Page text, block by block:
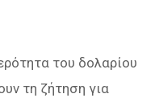
του δολαρίου
τη ζήτηση για